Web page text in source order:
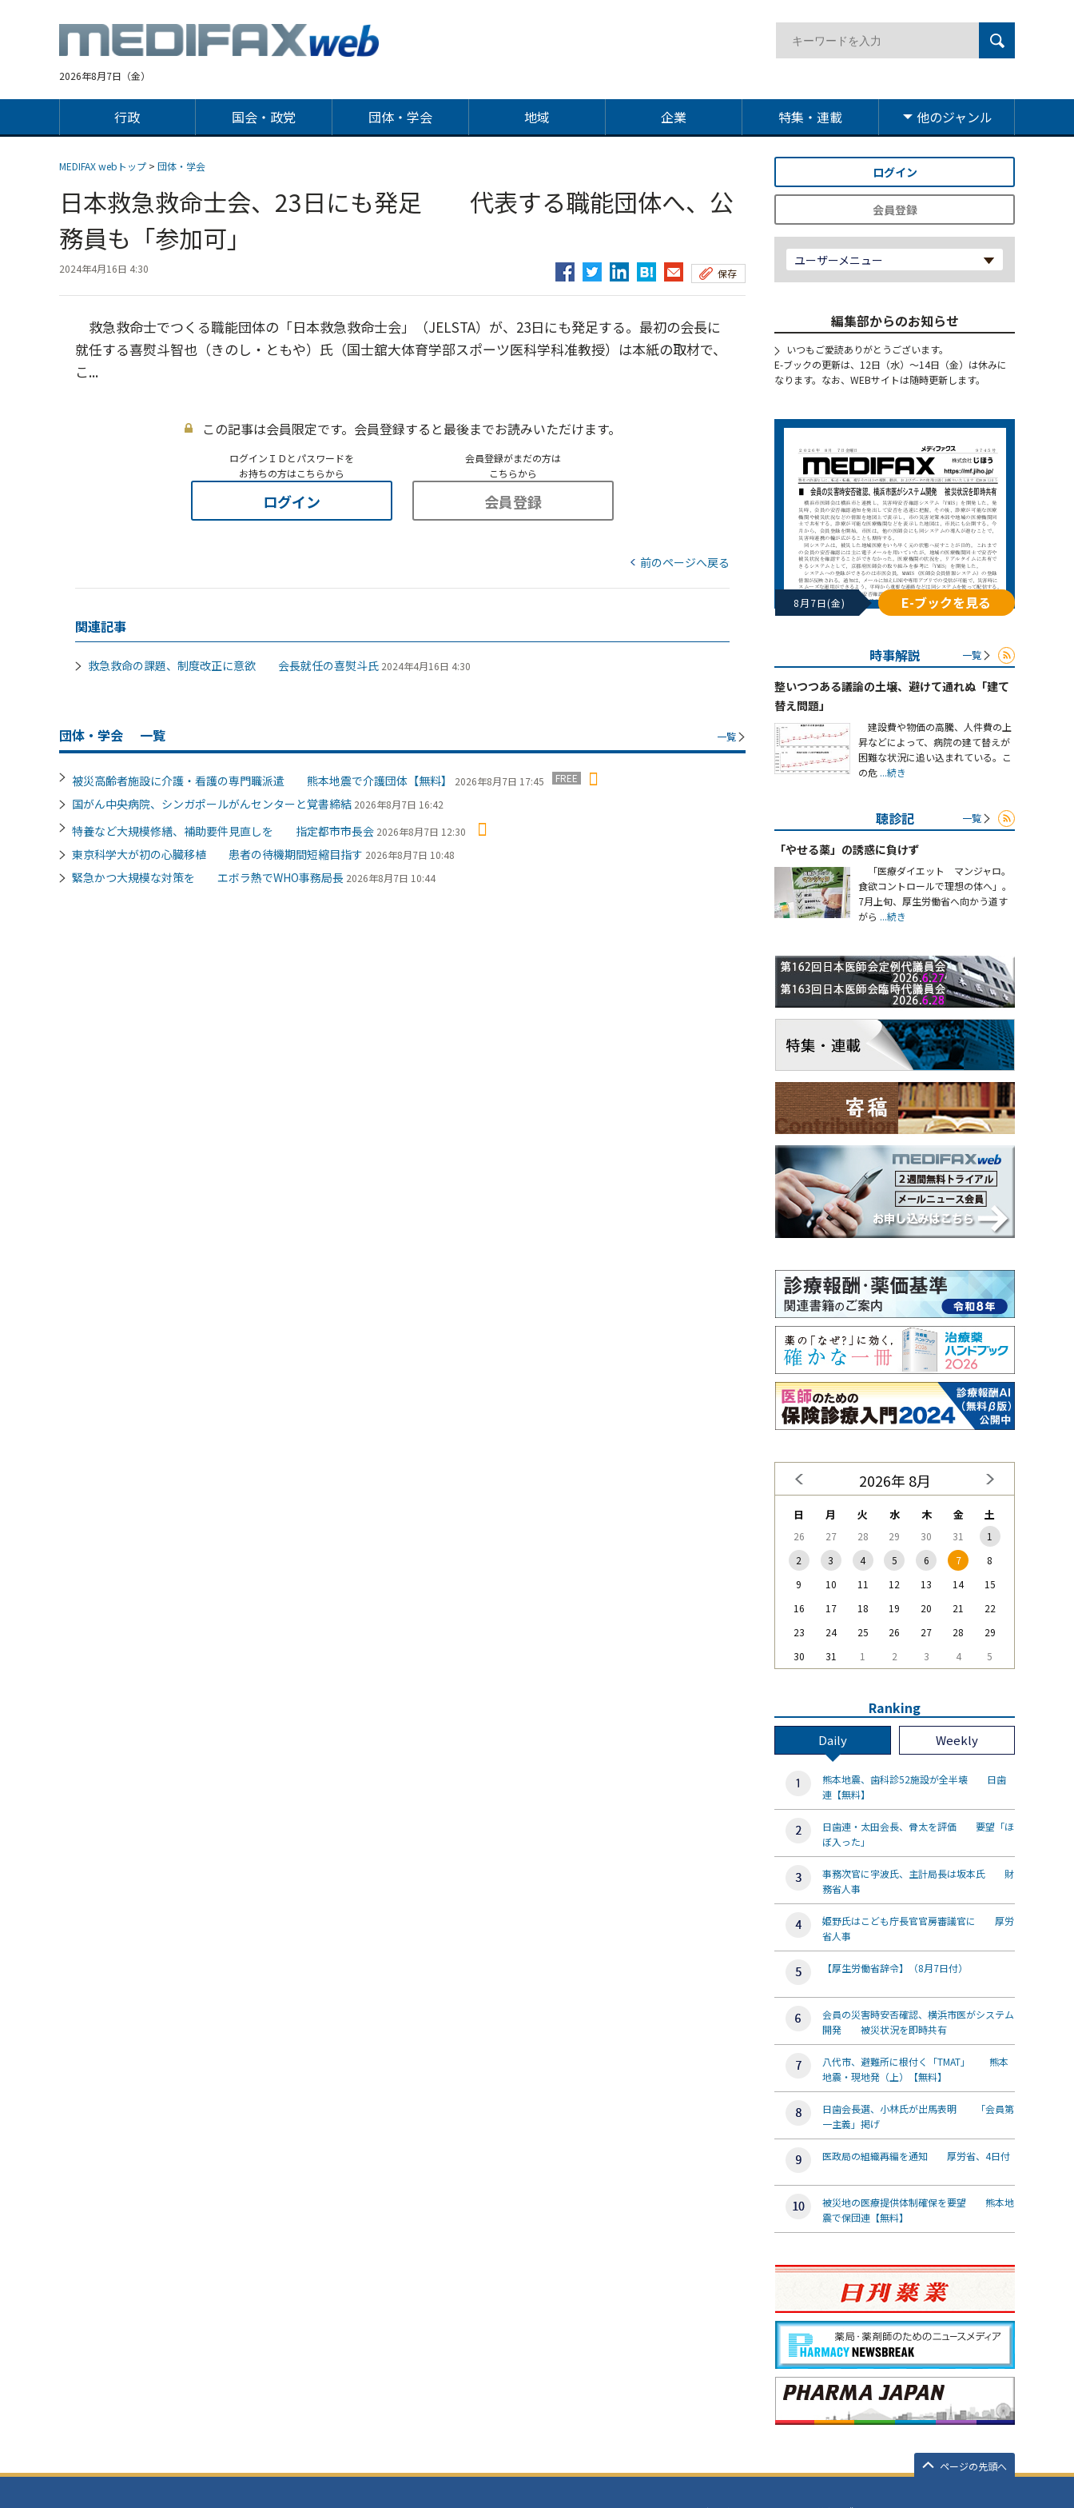
2026年8月7日（金）
行政 国会・政党 団体・学会 地域 企業 特集・連載 他のジャンル
MEDIFAX webトップ > 団体・学会
日本救急救命士会、23日にも発足 代表する職能団体へ、公
務員も「参加可」
2024年4月16日 4:30 保存
救急救命士でつくる職能団体の「日本救急救命士会」（JELSTA）が、23日にも発足する。最初の会長に
就任する喜熨斗智也（きのし・ともや）氏（国士舘大体育学部スポーツ医科学科准教授）は本紙の取材で、
こ...
この記事は会員限定です。会員登録すると最後までお読みいただけます。
ログインＩＤとパスワードを
お持ちの方はこちらから
ログイン
会員登録がまだの方は
こちらから
会員登録
前のページへ戻る
関連記事
救急救命の課題、制度改正に意欲 会長就任の喜熨斗氏 2024年4月16日 4:30
団体・学会 一覧 一覧
被災高齢者施設に介護・看護の専門職派遣 熊本地震で介護団体【無料】 2026年8月7日 17:45 FREE
国がん中央病院、シンガポールがんセンターと覚書締結 2026年8月7日 16:42
特養など大規模修繕、補助要件見直しを 指定都市市長会 2026年8月7日 12:30
東京科学大が初の心臓移植 患者の待機期間短縮目指す 2026年8月7日 10:48
緊急かつ大規模な対策を エボラ熱でWHO事務局長 2026年8月7日 10:44
ログイン
会員登録
ユーザーメニュー
編集部からのお知らせ
いつもご愛読ありがとうございます。
E-ブックの更新は、12日（水）～14日（金）は休みに
なります。なお、WEBサイトは随時更新します。
8月7日(金) E-ブックを見る
時事解説 一覧
整いつつある議論の土壌、避けて通れぬ「建て
替え問題」
建設費や物価の高騰、人件費の上
昇などによって、病院の建て替えが
困難な状況に追い込まれている。こ
の危 ...続き
聴診記 一覧
「やせる薬」の誘惑に負けず
「医療ダイエット マンジャロ。
食欲コントロールで理想の体へ」。
7月上旬、厚生労働省へ向かう道す
がら ...続き
2026年 8月
日 月 火 水 木 金 土
26 27 28 29 30 31
1
2
3 4 5 6 7
8
9
10 11 12 13 14
15
16
17 18 19 20 21
22
23
24 25 26 27 28
29
30
31 1 2 3 4 5
Ranking
Daily Weekly
熊本地震、歯科診52施設が全半壊 日歯
連【無料】
日歯連・太田会長、骨太を評価 要望「ほ
ぼ入った」
事務次官に宇波氏、主計局長は坂本氏 財
務省人事
姫野氏はこども庁長官官房審議官に 厚労
省人事
【厚生労働省辞令】（8月7日付）
会員の災害時安否確認、横浜市医がシステム
開発 被災状況を即時共有
八代市、避難所に根付く「TMAT」 熊本
地震・現地発（上）【無料】
日歯会長選、小林氏が出馬表明 「会員第
一主義」掲げ
医政局の組織再編を通知 厚労省、4日付
被災地の医療提供体制確保を要望 熊本地
震で保団連【無料】
ページの先頭へ